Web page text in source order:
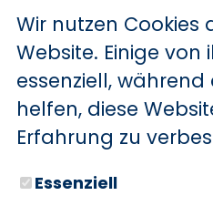
Lordosenstütze
Massagesitze
Müdigkeitswarner
Notrufsystem
Schaltwippen
Wir nutzen Cookies
Website. Einige von
essenziell,
helfen, diese
Erfahrung zu
Essenziell